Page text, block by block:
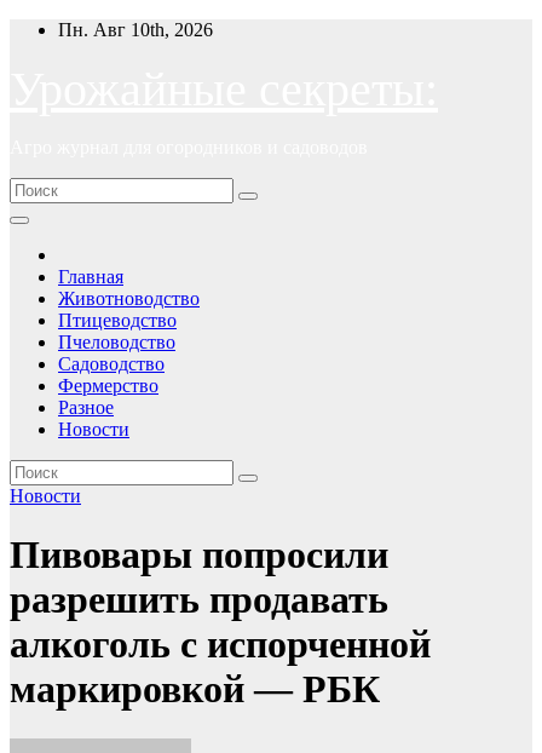
ПерейтиПн. Авг 10th, 2026
Главная
Животноводство
Птицеводство
Пчеловодство
Садоводство
Фермерство
Разное
Новости
Новости
Пивовары попросили
разрешить продавать
алкоголь с испорченной
маркировкой — РБК